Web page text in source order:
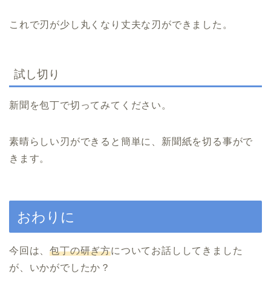
これで刃が少し丸くなり丈夫な刃ができました。
試し切り
新聞を包丁で切ってみてください。
素晴らしい刃ができると簡単に、新聞紙を切る事がで
きます。
おわりに
今回は、包丁の研ぎ方についてお話ししてきました
が、いかがでしたか？